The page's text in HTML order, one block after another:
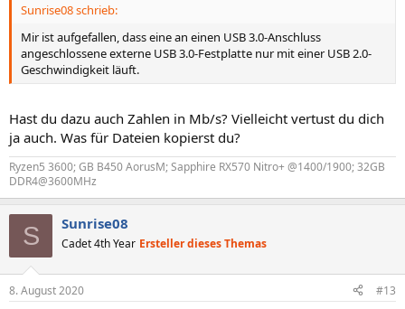
Sunrise08 schrieb:
Mir ist aufgefallen, dass eine an einen USB 3.0-Anschluss
angeschlossene externe USB 3.0-Festplatte nur mit einer USB 2.0-
Geschwindigkeit läuft.
Hast du dazu auch Zahlen in Mb/s? Vielleicht vertust du dich
ja auch. Was für Dateien kopierst du?
Ryzen5 3600; GB B450 AorusM; Sapphire RX570 Nitro+ @1400/1900; 32GB
DDR4@3600MHz
S Sunrise08
Cadet 4th Year Ersteller dieses Themas
8. August 2020 #13